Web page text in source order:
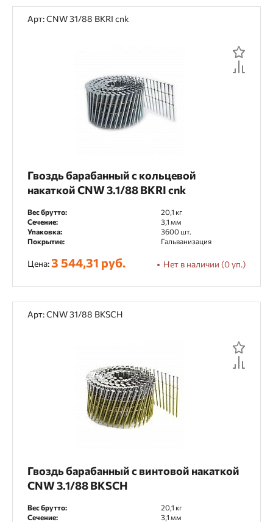
Арт: CNW 31/88 BKRI cnk
Гвоздь барабанный с кольцевой
накаткой CNW 3.1/88 BKRI cnk
Вес брутто:
20,1 кг
Сечение:
3,1 мм
Упаковка:
3600 шт.
Покрытие:
Гальванизация
Цена:3 544,31 руб. Нет в наличии (0 уп.)
Арт: CNW 31/88 BKSCH
Гвоздь барабанный с винтовой накаткой
CNW 3.1/88 BKSCH
Вес брутто:
20,1 кг
Сечение:
3,1 мм